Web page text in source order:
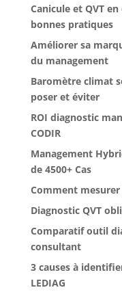
Canicule et QVT
bonnes pratiques
Améliorer sa
du management
Baromètre climat
poser et éviter
ROI diagnostic
CODIR
Management
de 4500+ Cas
Comment
Diagnostic QVT
Comparatif outil
consultant
3 causes à
LEDIAG